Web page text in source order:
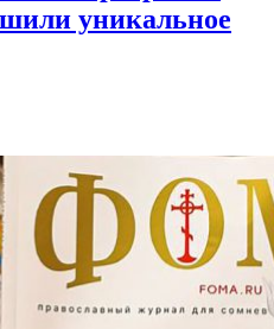
уникальное